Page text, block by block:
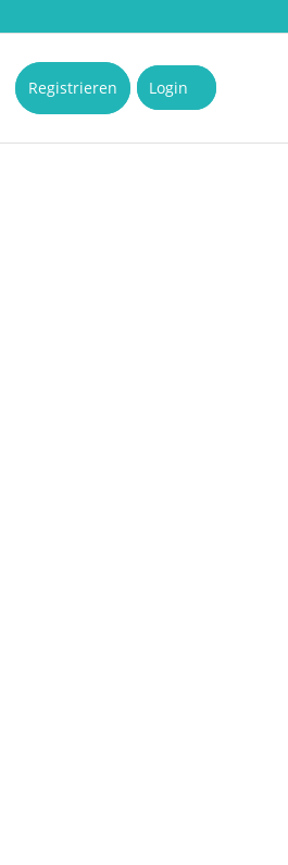
Registrieren Login